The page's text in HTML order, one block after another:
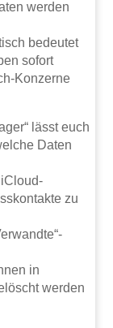
werden
bedeutet
sofort
Konzerne
lässt euch
Daten
zu
in
werden